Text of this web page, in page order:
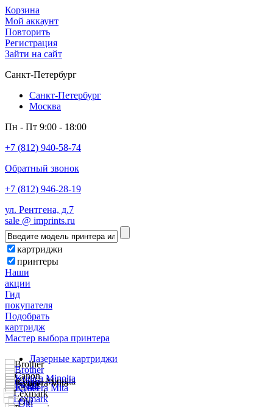
Корзина
Мой аккаунт
Повторить
Регистрация
Зайти на сайт
Санкт-Петербург
Санкт-Петербург
Москва
Пн - Пт 9:00 - 18:00
+7 (812) 940-58-74
Обратный звонок
+7 (812) 946-28-19
ул. Рентгена, д.7
sale @ imprints.ru
картриджи
принтеры
Наши
акции
Гид
покупателя
Подобрать
картридж
Мастер выбора принтера
Лазерные картриджи